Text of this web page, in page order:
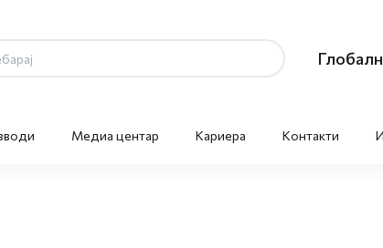
Медиа центар Кариера Контакти